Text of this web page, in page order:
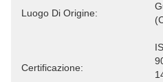
Luogo Di Origine:
Certificazione: